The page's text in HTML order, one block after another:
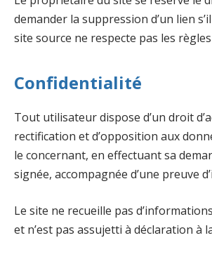
demander la suppression d’un lien
site source ne respecte pas les
Confidentialité
Tout utilisateur dispose d’un droit
rectification et d’opposition aux
le concernant, en effectuant sa
signée, accompagnée d’une preuve
Le site ne recueille pas
et n’est pas assujetti à déclaration à